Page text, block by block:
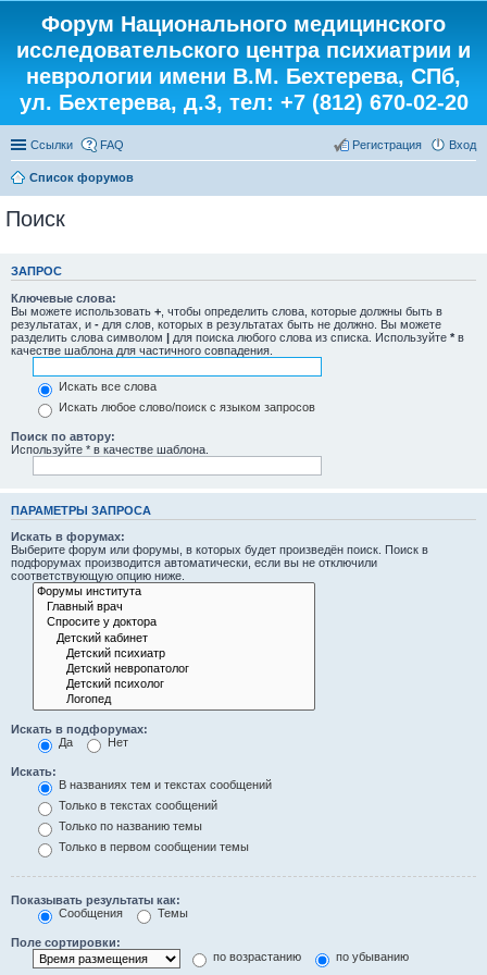
Форум Национального медицинского
исследовательского центра психиатрии и
неврологии имени В.М. Бехтерева, СПб,
ул. Бехтерева, д.3, тел: +7 (812) 670-02-20
Ссылки FAQ Вход
Регистрация
Список форумов
Поиск
ЗАПРОС
Ключевые слова:
Вы можете использовать + , чтобы определить слова, которые должны быть в
результатах, и - для слов, которых в результатах быть не должно. Вы можете
разделить слова символом | для поиска любого слова из списка. Используйте * в
качестве шаблона для частичного совпадения.
Искать все слова
Искать любое слово/поиск с языком запросов
Поиск по автору:
Используйте * в качестве шаблона.
ПАРАМЕТРЫ ЗАПРОСА
Искать в форумах:
Выберите форум или форумы, в которых будет произведён поиск. Поиск в
подфорумах производится автоматически, если вы не отключили
соответствующую опцию ниже.
Искать в подфорумах:
Да
Нет
Искать:
В названиях тем и текстах сообщений
Только в текстах сообщений
Только по названию темы
Только в первом сообщении темы
Показывать результаты как:
Сообщения
Темы
Поле сортировки:
по возрастанию
по убыванию